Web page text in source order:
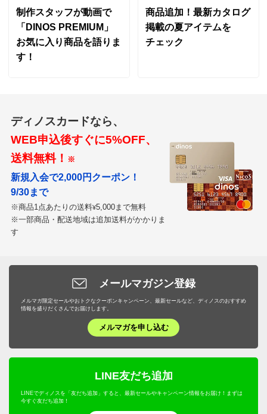
制作スタッフが動画で
「DINOS PREMIUM」
お気に入り商品を語りま
す！
商品追加！最新カタログ
掲載の夏アイテムを
チェック
ディノスカードなら、
WEB申込後すぐに5%OFF、
送料無料！ ※
新規入会で2,000円クーポン！
9/30まで
※商品1点あたりの送料¥5,000まで無料
※一部商品・配送地域は追加送料がかかりま
す
メールマガジン登録
メルマガ限定セールやおトクなクーポンキャンペーン、最新セールなど、ディノスのおすすめ
情報を盛りだくさんでお届けします。
メルマガを申し込む
LINE友だち追加
LINEでディノスを「友だち追加」すると、最新セールやキャンペーン情報をお届け！まずは
今すぐ友だち追加！